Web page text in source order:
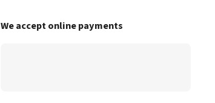
We accept online payments